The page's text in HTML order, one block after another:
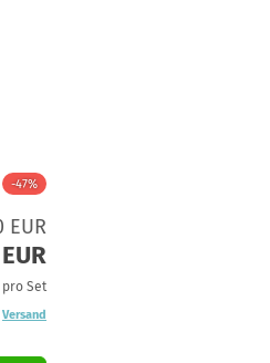
-47%
EUR
pro Set
Versand